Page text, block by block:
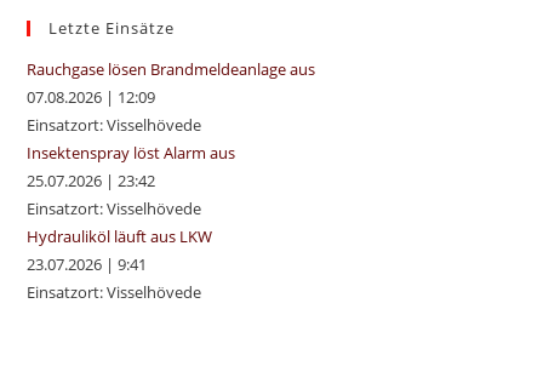
Letzte Einsätze
Rauchgase lösen Brandmeldeanlage aus
07.08.2026 | 12:09
Einsatzort: Visselhövede
Insektenspray löst Alarm aus
25.07.2026 |23:42
Einsatzort: Visselhövede
Hydrauliköl läuft aus LKW
23.07.2026 |9:41
Einsatzort: Visselhövede